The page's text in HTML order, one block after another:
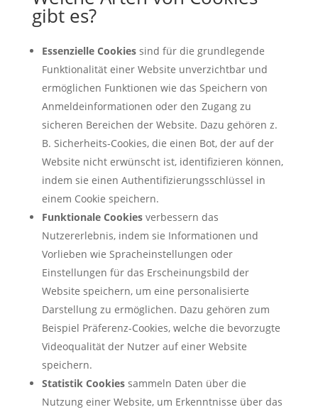
gibt es?
Essenzielle Cookiessind für die grundlegende
Funktionalität einer Website unverzichtbar und
ermöglichen Funktionen wie das Speichern von
Anmeldeinformationen oder den Zugang zu
sicheren Bereichen der Website. Dazu gehören z.
B. Sicherheits-Cookies, die einen Bot, der auf der
Website nicht erwünscht ist, identifizieren können,
indem sie einen Authentifizierungsschlüssel in
einem Cookie speichern.
Funktionale Cookiesverbessern das
Nutzererlebnis, indem sie Informationen und
Vorlieben wie Spracheinstellungen oder
Einstellungen für das Erscheinungsbild der
Website speichern, um eine personalisierte
Darstellung zu ermöglichen. Dazu gehören zum
Beispiel Präferenz-Cookies, welche die bevorzugte
Videoqualität der Nutzer auf einer Website
speichern.
Statistik Cookiessammeln Daten über die
Nutzung einer Website, um Erkenntnisse über das